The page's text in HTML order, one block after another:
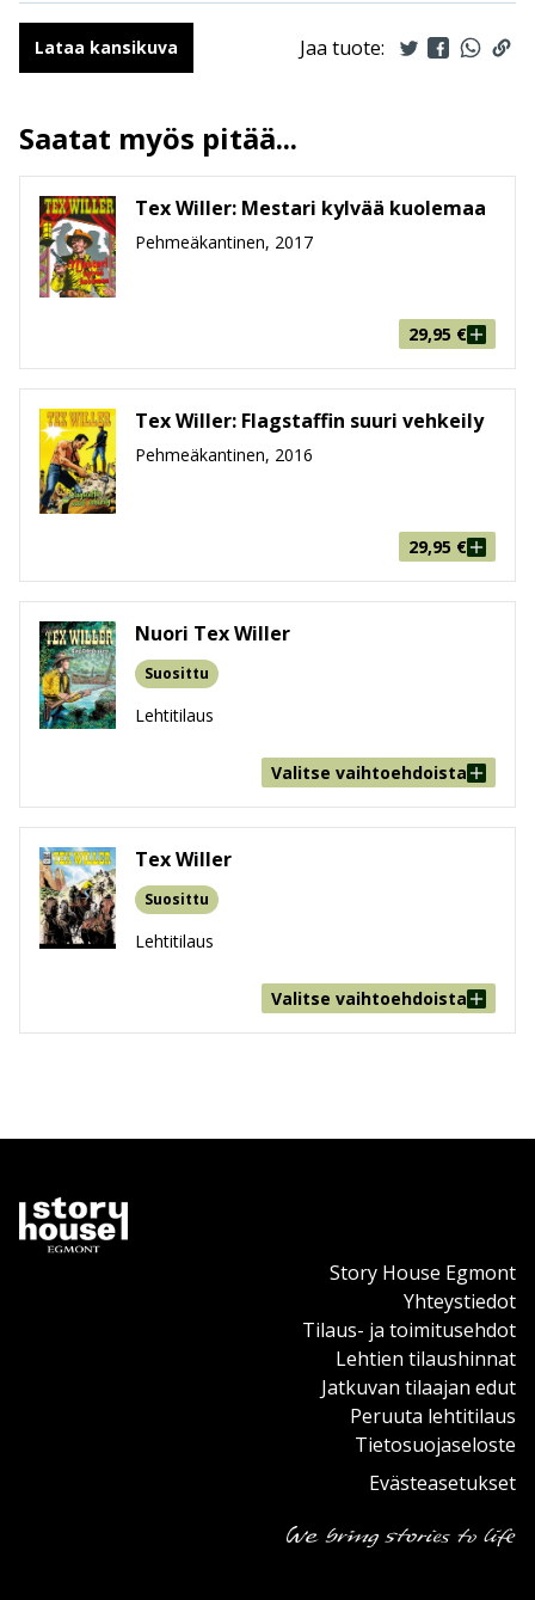
Ilmestymispäivä
3.6.2020
ALV
Sivumäärä
leveys x korkeus x paksuus
Paino
105g
Ikäryhmä
9-99
Lataa kansikuva Jaa tuote:
Saatat myös pitää...
Tex Willer: Mestari kylvää kuolemaa
Pehmeäkantinen, 2017
29,95 €
Tex Willer: Flagstaffin suuri vehkeily
Pehmeäkantinen, 2016
29,95 €
Nuori Tex Willer
Suosittu
Lehtitilaus
Valitse vaihtoehdoista
Tex Willer
Suosittu
Lehtitilaus
Valitse vaihtoehdoista
Story House Egmont
Yhteystiedot
Tilaus- ja toimitusehdot
Lehtien tilaushinnat
Jatkuvan tilaajan edut
Peruuta lehtitilaus
Tietosuojaseloste
Evästeasetukset